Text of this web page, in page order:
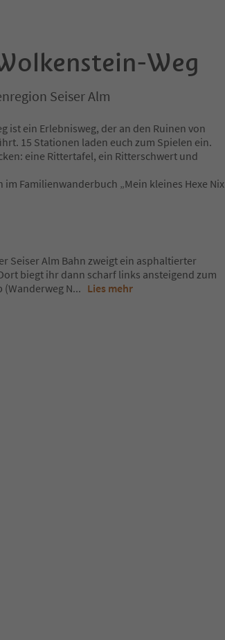
Weg
Seiser Alm
ist ein Erlebnisweg, der an den Ruinen von
15 Stationen laden euch zum Spielen ein.
eine Rittertafel, ein Ritterschwert und
Familienwanderbuch „Mein kleines Hexe Nix
Seiser Alm Bahn zweigt ein asphaltierter
biegt ihr dann scharf links ansteigend zum
(Wanderweg N... Lies mehr